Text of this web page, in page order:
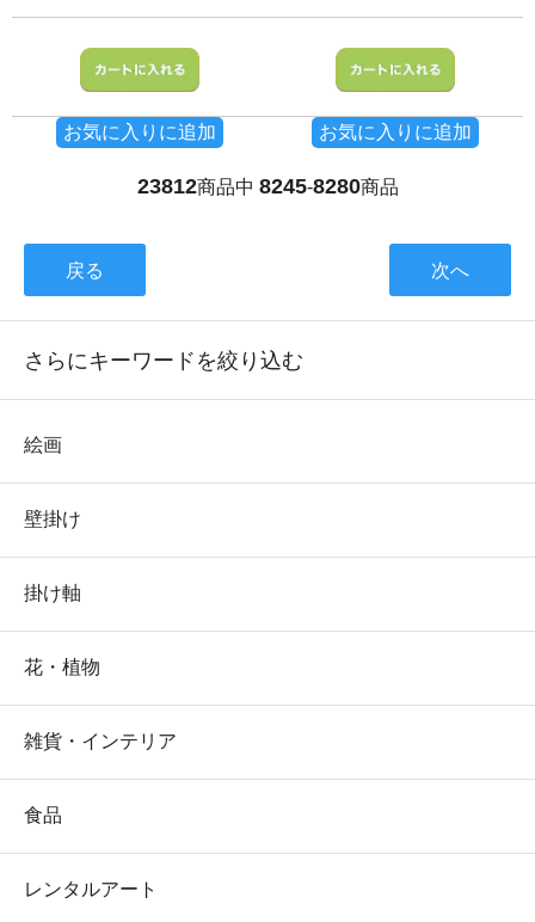
お気に入りに追加 お気に入りに追加
23812商品中 8245-8280商品
戻る 次へ
さらにキーワードを絞り込む
絵画
壁掛け
掛け軸
花・植物
雑貨・インテリア
食品
レンタルアート